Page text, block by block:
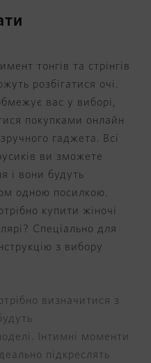
тонгів та стрінгів
розбігатися очі.
вас у виборі,
покупками онлайн
гаджета. Всі
ви зможете
і вони будуть
одною посилкою.
купити жіночі
Спеціально для
з вибору
визначитися з
Інтимні моменти
підкреслять